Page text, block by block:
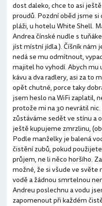
dost daleko, chce to asi
proudů. Pozdní oběd jsme si
pláži, u hotelu White Shell.
Andrea čínské nudle s
jíst místní jídla ). Číšník nám
nedá se mu odmítnout,
majitel ho vyhodí. Abych
kávu a dva radlery, asi za to
opět chutné, porce taky
jsem heslo na WiFi zaplatil,
protože mi na 30 nevrátil
zůstáváme sedět ve stínu a
ještě kupujeme zmrzlinu,
Podle manželky je balená
čistění zubů, pokud
průjem, ne li něco horšího.
možné, že si všude ve
vodě a žádnou smrtelnou
Andreu poslechnu a vodu
zapomenout při každém